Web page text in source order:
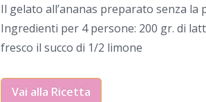
Il gelato all’ananas preparato senza
Ingredienti per 4 persone: 200 gr. di
fresco il succo di 1/2 limone
Vai alla Ricetta